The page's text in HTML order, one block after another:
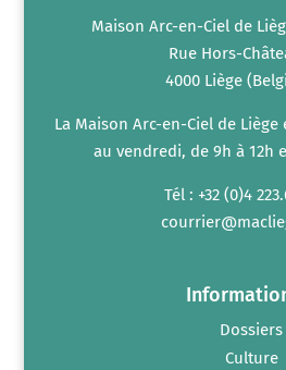
Maison Arc-en-Ciel de
Rue Hors-
4000 Liège
La Maison Arc-en-Ciel de
au vendredi, de 9h à 12h
Tél : +32 (0)4
Dossiers
Culture